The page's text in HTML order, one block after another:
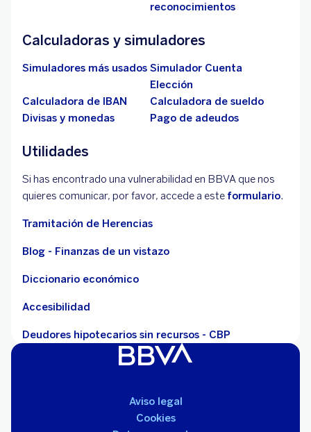
reconocimientos
Calculadoras y simuladores
Simuladores más usados Simulador Cuenta
Elección
Calculadora de IBAN
Calculadora de sueldo
Divisas y monedas
Pago de adeudos
Utilidades
Si has encontrado una vulnerabilidad en BBVA que nos
quieres comunicar, por favor, accede a este formulario.
Tramitación de Herencias
Blog - Finanzas de un vistazo
Diccionario económico
Accesibilidad
Deudores hipotecarios sin recursos - CBP
Aviso legal
Cookies